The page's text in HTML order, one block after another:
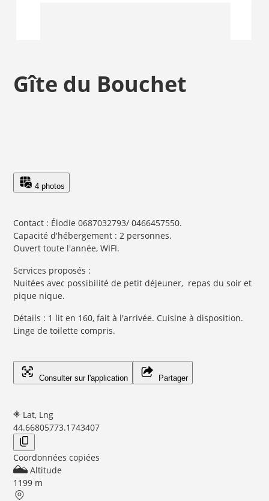
Gîte du Bouchet
4 photos
Contact : Élodie 0687032793/ 0466457550.
Capacité d'hébergement : 2 personnes.
Ouvert toute l'année, WIFI.
Services proposés :
Nuitées avec possibilité de petit déjeuner, repas du soir et
pique nique.
Détails : 1 lit en 160, fait à l'arrivée. Cuisine à disposition.
Linge de toilette compris.
Consulter sur l'application Partager
Lat, Lng
44.66805773.1743407
Coordonnées copiées
Altitude
1199 m